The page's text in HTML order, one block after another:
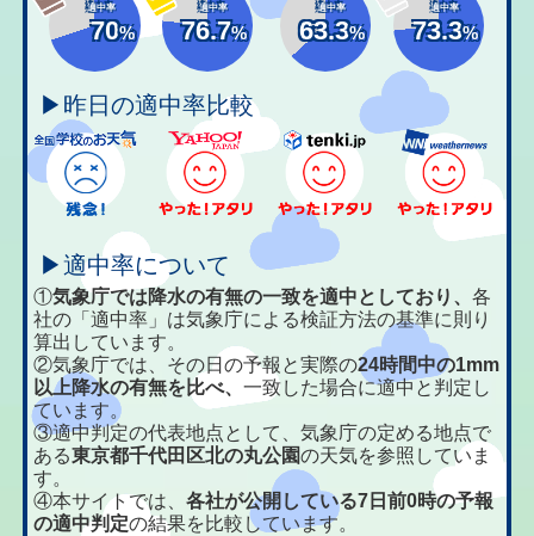
適中率
70%
適中率
76.7%
適中率
63.3%
適中率
73.3%
▶昨日の適中率比較
▶適中率について
①気象庁では降水の有無の一致を適中としており、各
社の「適中率」は気象庁による検証方法の基準に則り
算出しています。
②気象庁では、その日の予報と実際の24時間中の1mm
以上降水の有無を比べ、一致した場合に適中と判定し
ています。
③適中判定の代表地点として、気象庁の定める地点で
ある東京都千代田区北の丸公園の天気を参照していま
す。
④本サイトでは、各社が公開している7日前0時の予報
の適中判定の結果を比較しています。